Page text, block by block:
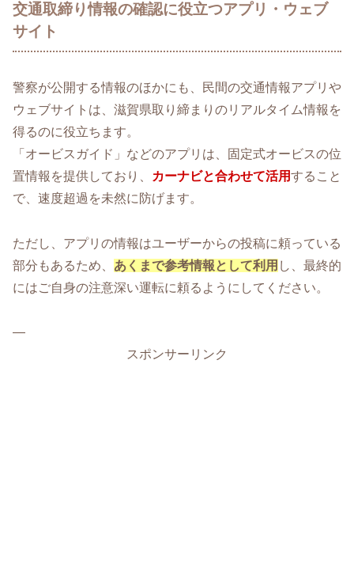
交通取締り情報の確認に役立つアプリ・ウェブ
サイト
警察が公開する情報のほかにも、民間の交通情報アプリや
ウェブサイトは、滋賀県取り締まりのリアルタイム情報を
得るのに役立ちます。
「オービスガイド」などのアプリは、固定式オービスの位
置情報を提供しており、
カーナビと合わせて活用すること
で、速度超過を未然に防げます。
ただし、アプリの情報はユーザーからの投稿に頼っている
部分もあるため、 あくまで参考情報として利用 し、最終的
にはご自身の注意深い運転に頼るようにしてください。
—
スポンサーリンク